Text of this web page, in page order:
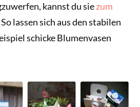
kannst du siezum
So lassen sich aus den stabilen
schicke Blumenvasen